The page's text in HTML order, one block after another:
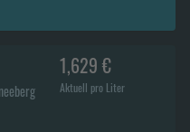
1,629 €
Aktuell pro Liter